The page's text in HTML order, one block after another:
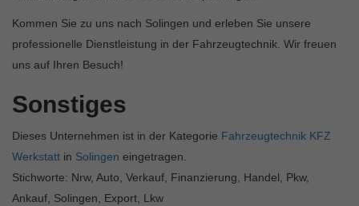
Kommen Sie zu uns nach Solingen und erleben Sie unsere
professionelle Dienstleistung in der Fahrzeugtechnik. Wir freuen
uns auf Ihren Besuch!
Sonstiges
Dieses Unternehmen ist in der Kategorie Fahrzeugtechnik KFZ
Werkstatt in Solingen eingetragen.
Stichworte: Nrw, Auto, Verkauf, Finanzierung, Handel, Pkw,
Ankauf, Solingen, Export, Lkw